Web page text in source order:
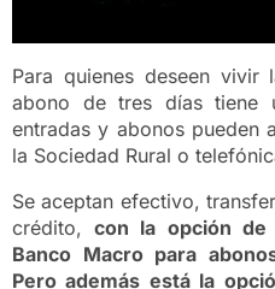
Para quienes deseen vivir
abono de tres días tiene
entradas y abonos pueden
la Sociedad Rural o
Se aceptan efectivo,
crédito,con la opción
Banco Macro para
Pero además está la